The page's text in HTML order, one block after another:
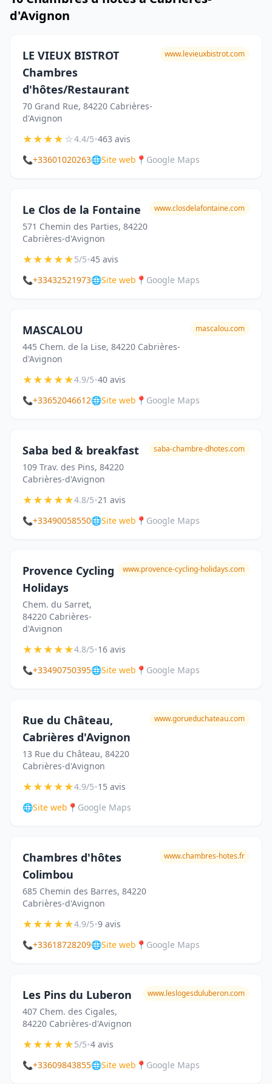
d'Avignon
LE VIEUX BISTROT
Chambres
d'hôtes/Restaurant
70 Grand Rue, 84220 Cabrières-
d'Avignon
www.levieuxbistrot.com
★★★★☆4.4/5•463 avis
📞+33601020263🌐Site web 📍 Google Maps
Le Clos de la Fontaine
571 Chemin des Parties, 84220
Cabrières-d'Avignon
www.closdelafontaine.com
★★★★★5/5•45 avis
📞+33432521973🌐Site web 📍 Google Maps
MASCALOU
445 Chem. de la Lise, 84220 Cabrières-
d'Avignon
mascalou.com
★★★★★4.9/5•40 avis
📞+33652046612🌐Site web 📍 Google Maps
Saba bed & breakfast
109 Trav. des Pins, 84220
Cabrières-d'Avignon
saba-chambre-dhotes.com
★★★★★4.8/5•21 avis
📞+33490058550🌐Site web 📍 Google Maps
Provence Cycling
Holidays
Chem. du Sarret,
84220 Cabrières-
d'Avignon
www.provence-cycling-holidays.com
★★★★★4.8/5•16 avis
📞+33490750395🌐Site web 📍 Google Maps
Rue du Château,
Cabrières d'Avignon
13 Rue du Château, 84220
Cabrières-d'Avignon
www.gorueduchateau.com
★★★★★4.9/5•15 avis
🌐Site web 📍 Google Maps
Chambres d'hôtes
Colimbou
685 Chemin des Barres, 84220
Cabrières-d'Avignon
www.chambres-hotes.fr
★★★★★4.9/5•9 avis
📞+33618728209🌐Site web 📍 Google Maps
Les Pins du Luberon
407 Chem. des Cigales,
84220 Cabrières-d'Avignon
www.leslogesduluberon.com
★★★★★5/5•4 avis
📞+33609843855🌐Site web 📍 Google Maps